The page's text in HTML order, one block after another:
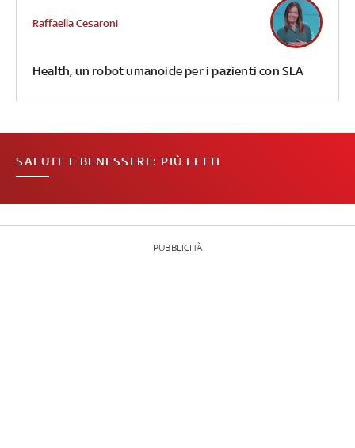
Health, un robot umanoide per i pazienti con SLA
Raffaella Cesaroni
SALUTE E BENESSERE: PIÙ LETTI
PUBBLICITÀ